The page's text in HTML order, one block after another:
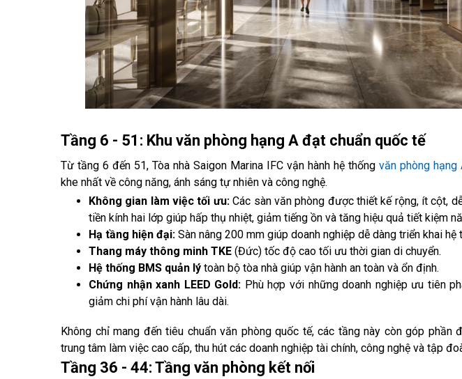
Tầng 6 - 51: Khu văn phòng hạng A đạt chuẩn quốc tế
Từ tầng 6 đến 51, Tòa nhà Saigon Marina IFC vận hành hệ thống văn phòng hạng
khe nhất về công năng, ánh sáng tự nhiên và công nghệ.
Không gian làm việc tối ưu:Các sàn văn phòng được thiết kế rộng, ít cột,
tiền kính hai lớp giúp hấp thụ nhiệt, giảm tiếng ồn và tăng hiệu quả tiết kiệm
Hạ tầng hiện đại: Sàn nâng 200 mm giúp doanh nghiệp dễ dàng triển khai
Thang máy thông minh TKE (Đức) tốc độ cao tối ưu thời gian di chuyển.
Hệ thống BMS quản lý toàn bộ tòa nhà giúp vận hành an toàn và ổn định.
Chứng nhận xanh LEED Gold: Phù hợp với những doanh nghiệp ưu tiên
giảm chi phí vận hành lâu dài.
Không chỉ mang đến tiêu chuẩn văn phòng quốc tế, các tầng này còn góp phần
trung tâm làm việc cao cấp, thu hút các doanh nghiệp tài chính, công nghệ và tập
Tầng 36 - 44: Tầng văn phòng kết nối